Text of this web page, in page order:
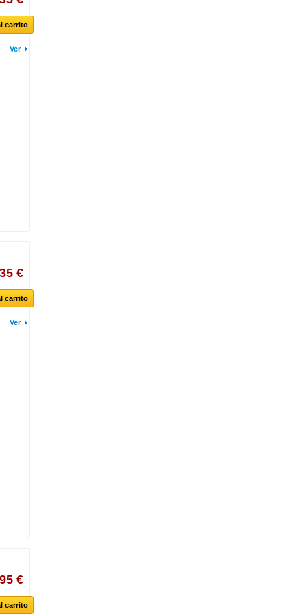
carrito
Ver
€
carrito
Ver
€
carrito